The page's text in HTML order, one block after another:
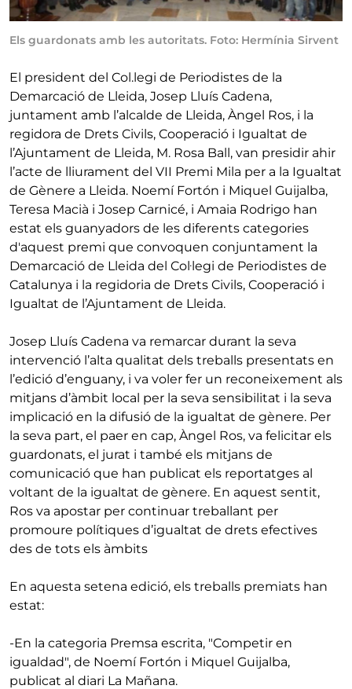
Els guardonats amb les autoritats. Foto: Hermínia Sirvent
El president del Col.legi de Periodistes de la
Demarcació de Lleida, Josep Lluís Cadena,
juntament amb l’alcalde de Lleida, Àngel Ros, i la
regidora de Drets Civils, Cooperació i Igualtat de
l’Ajuntament de Lleida, M. Rosa Ball, van presidir ahir
l’acte de lliurament del VII Premi Mila per a la Igualtat
de Gènere a Lleida. Noemí Fortón i Miquel Guijalba,
Teresa Macià i Josep Carnicé, i Amaia Rodrigo han
estat els guanyadors de les diferents categories
d'aquest premi que convoquen conjuntament la
Demarcació de Lleida del Col·legi de Periodistes de
Catalunya i la regidoria de Drets Civils, Cooperació i
Igualtat de l’Ajuntament de Lleida.
Josep Lluís Cadena va remarcar durant la seva
intervenció l’alta qualitat dels treballs presentats en
l’edició d’enguany, i va voler fer un reconeixement als
mitjans d’àmbit local per la seva sensibilitat i la seva
implicació en la difusió de la igualtat de gènere. Per
la seva part, el paer en cap, Àngel Ros, va felicitar els
guardonats, el jurat i també els mitjans de
comunicació que han publicat els reportatges al
voltant de la igualtat de gènere. En aquest sentit,
Ros va apostar per continuar treballant per
promoure polítiques d’igualtat de drets efectives
des de tots els àmbits
En aquesta setena edició, els treballs premiats han
estat:
-En la categoria Premsa escrita, "Competir en
igualdad", de Noemí Fortón i Miquel Guijalba,
publicat al diari La Mañana.